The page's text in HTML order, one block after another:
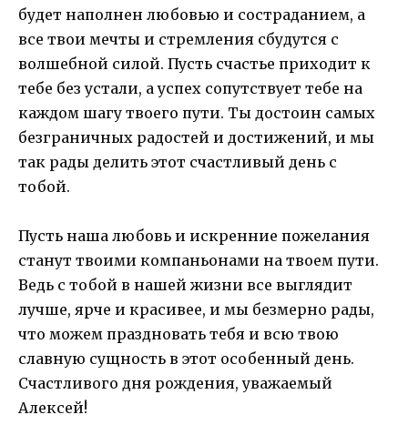
будет наполнен любовью и состраданием, а
все твои мечты и стремления сбудутся с
волшебной силой. Пусть счастье приходит к
тебе без устали, а успех сопутствует тебе на
каждом шагу твоего пути. Ты достоин самых
безграничных радостей и достижений, и мы
так рады делить этот счастливый день с
тобой.
Пусть наша любовь и искренние пожелания
станут твоими компаньонами на твоем пути.
Ведь с тобой в нашей жизни все выглядит
лучше, ярче и красивее, и мы безмерно рады,
что можем праздновать тебя и всю твою
славную сущность в этот особенный день.
Счастливого дня рождения, уважаемый
Алексей!